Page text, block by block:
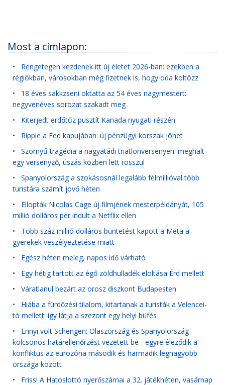
Most a címlapon:
• Rengetegen kezdenek itt új életet 2026-ban: ezekben a
régiókban, városokban még fizetnek is, hogy oda költözz
• 18 éves sakkzseni oktatta az 54 éves nagymestert:
negyvenéves sorozat szakadt meg
• Kiterjedt erdőtűz pusztít Kanada nyugati részén
• Ripple a Fed kapujában: új pénzügyi korszak jöhet
• Szörnyű tragédia a nagyatádi triatlonversenyen: meghalt
egy versenyző, úszás közben lett rosszul
• Spanyolország a szokásosnál legalább félmillióval több
turistára számít jövő héten
• Ellopták Nicolas Cage új filmjének mesterpéldányát, 105
millió dolláros per indult a Netflix ellen
• Több száz millió dolláros büntetést kapott a Meta a
gyerekek veszélyeztetése miatt
• Egész héten meleg, napos idő várható
• Egy hétig tartott az égő zöldhulladék eloltása Érd mellett
• Váratlanul bezárt az orosz diszkont Budapesten
• Hiába a fürdőzési tilalom, kitartanak a turisták a Velencei-
tó mellett: így látja a szezont egy helyi büfés
• Ennyi volt Schengen: Olaszország és Spanyolország
kölcsönös határellenőrzést vezetett be - egyre éleződik a
konfliktus az eurozóna második és harmadik legnagyobb
országa között
• Friss! A Hatoslottó nyerőszámai a 32. játékhéten, vasárnap